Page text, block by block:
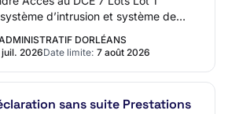
d’intrusion et système de
Lot 3 Maintenance de…
DORLÉANS
2026Date limite: 7 août 2026
sans suite Prestations